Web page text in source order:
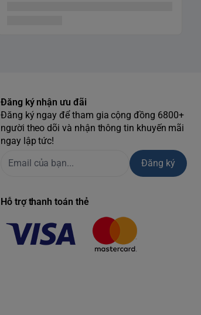
Đăng ký nhận ưu đãi
Đăng ký ngay để tham gia cộng đồng 6800+
người theo dõi và nhận thông tin khuyến mãi
ngay lập tức!
Đăng ký
Hỗ trợ thanh toán thẻ